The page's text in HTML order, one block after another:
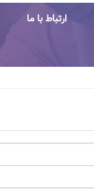
ارتباط با ما